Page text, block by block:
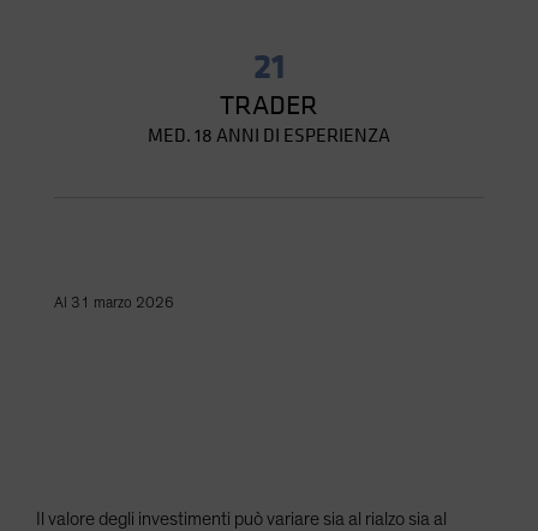
21
TRADER
MED. 18 ANNI DI ESPERIENZA
Al 31 marzo 2026
Il valore degli investimenti può variare sia al rialzo sia al